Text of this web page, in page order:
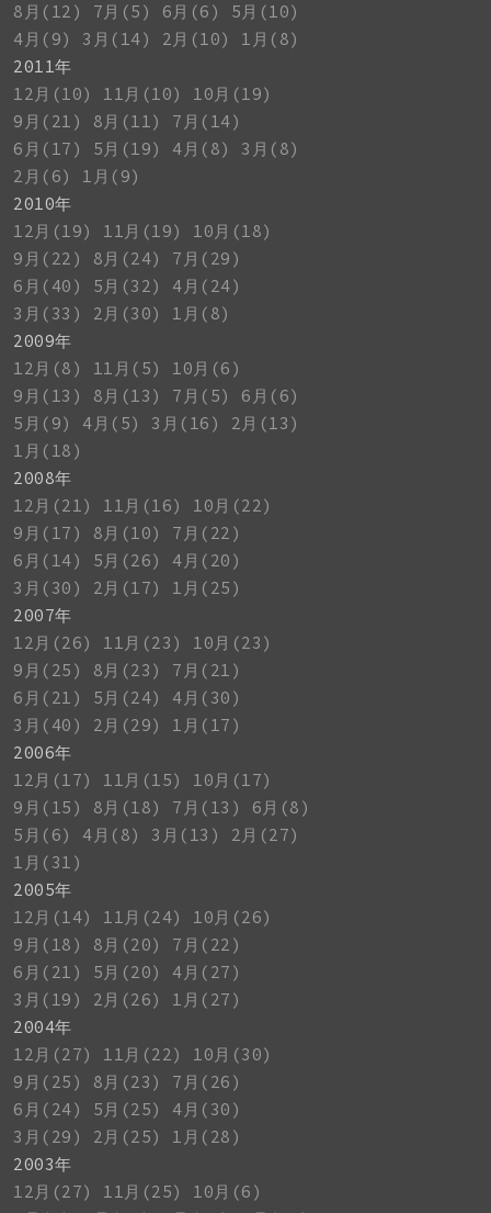
8月(12)
7月(5) 6月(6)
5月(10)
4月(9)
3月(14) 2月(10)
1月(8)
2011年
12月(10)
11月(10)
10月(19)
9月(21)
8月(11)
7月(14)
6月(17)
5月(19) 4月(8)
3月(8)
2月(6)
1月(9)
2010年
12月(19)
11月(19)
10月(18)
9月(22)
8月(24)
7月(29)
6月(40)
5月(32)
4月(24)
3月(33)
2月(30)
1月(8)
2009年
12月(8)
11月(5)
10月(6)
9月(13)
8月(13) 7月(5)
6月(6)
5月(9)
4月(5) 3月(16)
2月(13)
1月(18)
2008年
12月(21)
11月(16)
10月(22)
9月(17)
8月(10)
7月(22)
6月(14)
5月(26)
4月(20)
3月(30)
2月(17)
1月(25)
2007年
12月(26)
11月(23)
10月(23)
9月(25)
8月(23)
7月(21)
6月(21)
5月(24)
4月(30)
3月(40)
2月(29)
1月(17)
2006年
12月(17)
11月(15)
10月(17)
9月(15)
8月(18) 7月(13)
6月(8)
5月(6)
4月(8) 3月(13)
2月(27)
1月(31)
2005年
12月(14)
11月(24)
10月(26)
9月(18)
8月(20)
7月(22)
6月(21)
5月(20)
4月(27)
3月(19)
2月(26)
1月(27)
2004年
12月(27)
11月(22)
10月(30)
9月(25)
8月(23)
7月(26)
6月(24)
5月(25)
4月(30)
3月(29)
2月(25)
1月(28)
2003年
12月(27)
11月(25)
10月(6)